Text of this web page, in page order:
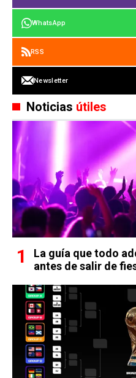
WhatsApp
RSS
Newsletter
Noticias útiles
La guía que todo
antes de salir de